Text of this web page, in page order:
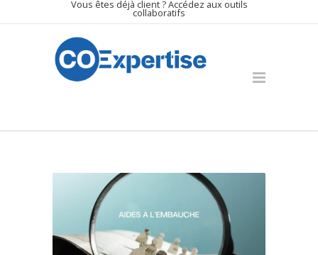
Vous êtes déjà client ? Accédez aux outils
collaboratifs
Panneau de gestion des cookies